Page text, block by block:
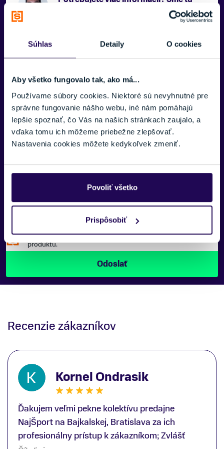
Súhlas Detaily O cookies
Aby všetko fungovalo tak, ako má...
Používame súbory cookies. Niektoré sú nevyhnutné pre
správne fungovanie nášho webu, iné nám pomáhajú
lepšie spoznať, čo Vás na našich stránkach zaujalo, a
vďaka tomu ich môžeme priebežne zlepšovať.
Nastavenia cookies môžete kedykoľvek zmeniť.
Povoliť všetko
Prispôsobiť
Zobraziť viac
E-MAIL:
TELEFÓNNE ČÍSLO:
SPRÁVA:
Náš špecialista vám, čo najskôr zavolá ohľadom tohto
produktu.
Recenzie zákazníkov
Kornel Ondrasik
Ďakujem veľmi pekne kolektívu predajne
NajŠport na Bajkalskej, Bratislava za ich
profesionálny prístup k zákazníkom; Zvlášť